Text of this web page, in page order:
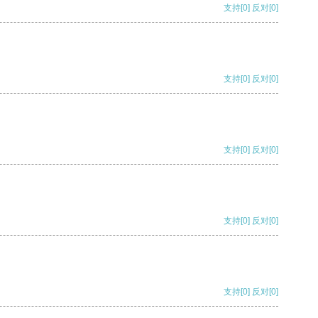
支持[0] 反对[0]
支持[0] 反对[0]
支持[0] 反对[0]
支持[0] 反对[0]
支持[0] 反对[0]